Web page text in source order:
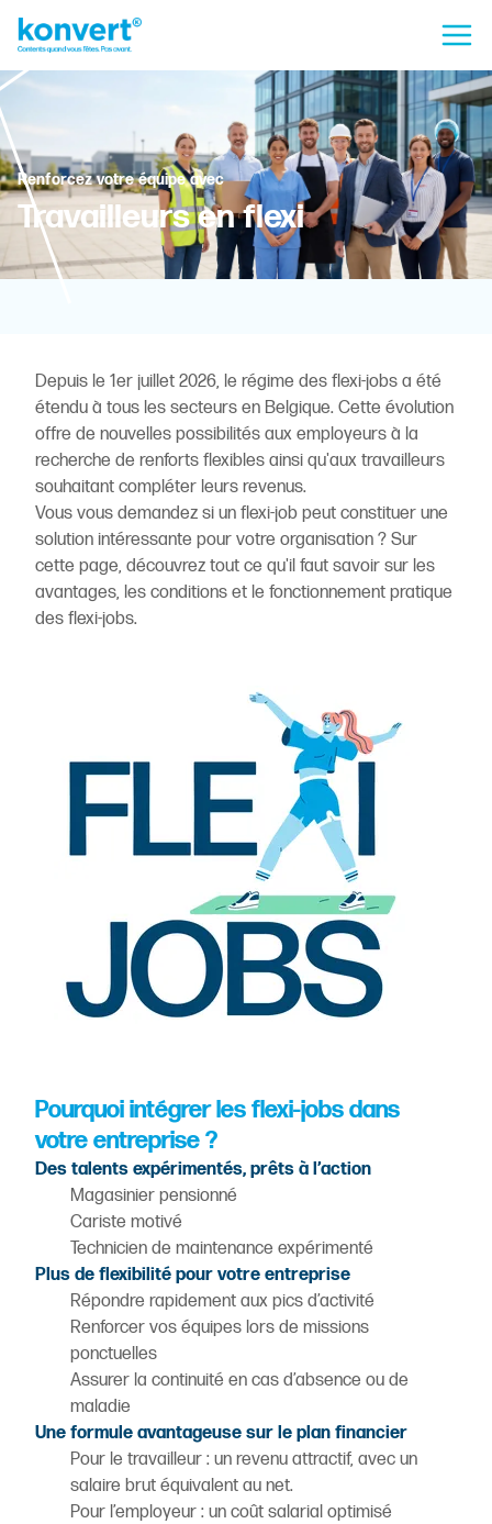
Renforcez votre équipe avec
Travailleurs en flexi
Depuis le 1er juillet 2026, le régime des flexi-jobs a été
étendu à tous les secteurs en Belgique. Cette évolution
offre de nouvelles possibilités aux employeurs à la
recherche de renforts flexibles ainsi qu'aux travailleurs
souhaitant compléter leurs revenus.
Vous vous demandez si un flexi-job peut constituer une
solution intéressante pour votre organisation ? Sur
cette page, découvrez tout ce qu'il faut savoir sur les
avantages, les conditions et le fonctionnement pratique
des flexi-jobs.
Pourquoi intégrer les flexi-jobs dans
votre entreprise ?
Des talents expérimentés, prêts à l’action
Magasinier pensionné
Cariste motivé
Technicien de maintenance expérimenté
Plus de flexibilité pour votre entreprise
Répondre rapidement aux pics d’activité
Renforcer vos équipes lors de missions
ponctuelles
Assurer la continuité en cas d’absence ou de
maladie
Une formule avantageuse sur le plan financier
Pour le travailleur : un revenu attractif, avec un
salaire brut équivalent au net.
Pour l’employeur : un coût salarial optimisé